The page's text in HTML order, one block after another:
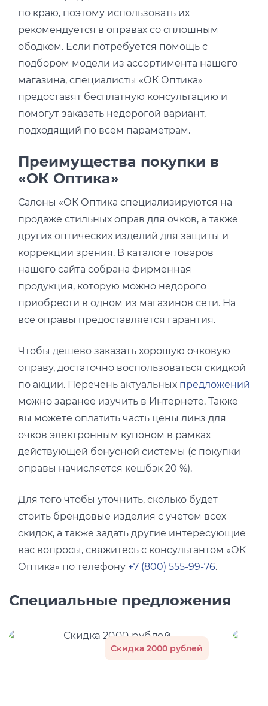
по краю, поэтому использовать их
рекомендуется в оправах со сплошным
ободком. Если потребуется помощь с
подбором модели из ассортимента нашего
магазина, специалисты «ОК Оптика»
предоставят бесплатную консультацию и
помогут заказать недорогой вариант,
подходящий по всем параметрам.
Преимущества покупки в
«ОК Оптика»
Салоны «ОК Оптика специализируются на
продаже стильных оправ для очков, а также
других оптических изделий для защиты и
коррекции зрения. В каталоге товаров
нашего сайта собрана фирменная
продукция, которую можно недорого
приобрести в одном из магазинов сети. На
все оправы предоставляется гарантия.
Чтобы дешево заказать хорошую очковую
оправу, достаточно воспользоваться скидкой
по акции. Перечень актуальных предложений
можно заранее изучить в Интернете. Также
вы можете оплатить часть цены линз для
очков электронным купоном в рамках
действующей бонусной системы (с покупки
оправы начисляется кешбэк 20 %).
Для того чтобы уточнить, сколько будет
стоить брендовые изделия с учетом всех
скидок, а также задать другие интересующие
вас вопросы, свяжитесь с консультантом «ОК
Оптика» по телефону +7 (800) 555-99-76.
Специальные предложения
Скидка 2000 рублей